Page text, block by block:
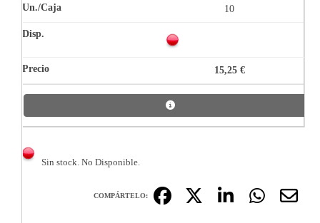
10
15,25 €
Sin stock. No Disponible.
COMPÁRTELO: